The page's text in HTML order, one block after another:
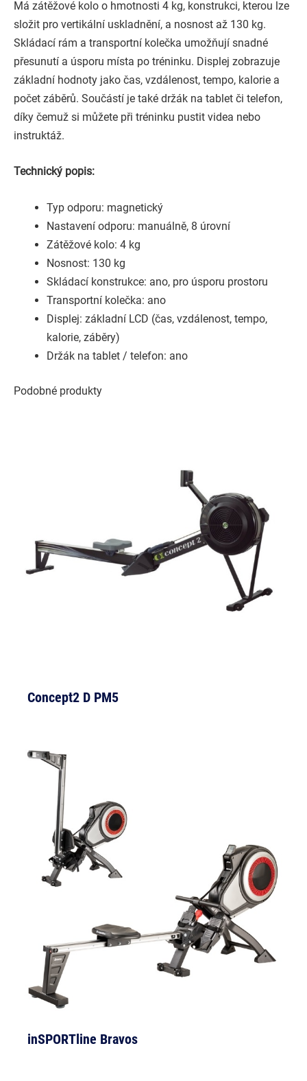
Má zátěžové kolo o hmotnosti 4 kg, konstrukci, kterou lze
složit pro vertikální uskladnění, a nosnost až 130 kg.
Skládací rám a transportní kolečka umožňují snadné
přesunutí a úsporu místa po tréninku. Displej zobrazuje
základní hodnoty jako čas, vzdálenost, tempo, kalorie a
počet záběrů. Součástí je také držák na tablet či telefon,
díky čemuž si můžete při tréninku pustit videa nebo
instruktáž.
Technický popis:
Typ odporu: magnetický
Nastavení odporu: manuálně, 8 úrovní
Zátěžové kolo: 4 kg
Nosnost: 130 kg
Skládací konstrukce: ano, pro úsporu prostoru
Transportní kolečka: ano
Displej: základní LCD (čas, vzdálenost, tempo,
kalorie, záběry)
Držák na tablet / telefon: ano
Podobné produkty
Concept2 D PM5
inSPORTline Bravos